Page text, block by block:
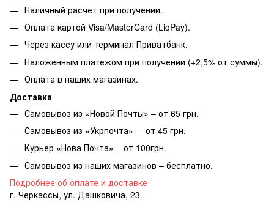
Наличный расчет при получении.
Оплата картой Visa/MasterCard (LiqPay).
Через кассу или терминал Приватбанк.
Наложенным платежом при получении (+2,5% от суммы).
Оплата в наших магазинах.
Доставка
Самовывоз из «Новой Почты» – от 65 грн.
Самовывоз из «Укрпочта» – от 45 грн.
Курьер «Нова Почта» – от 100грн.
Самовывоз из наших магазинов – бесплатно.
Подробнее об оплате и доставке
г. Черкассы, ул. Дашковича, 23